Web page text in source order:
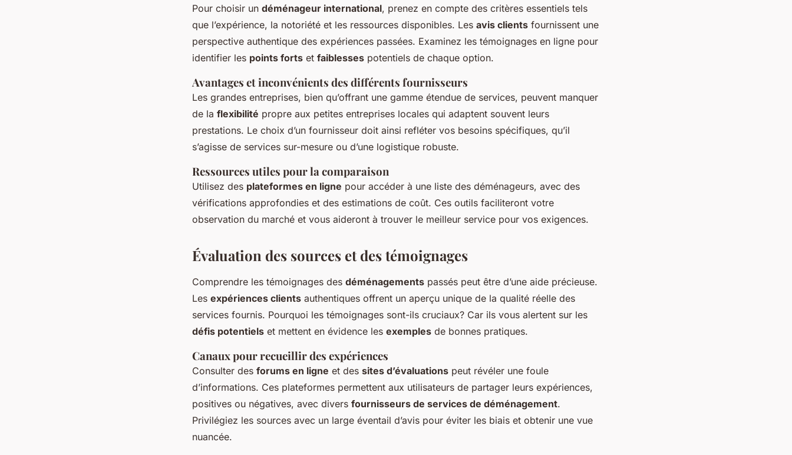
Pour choisir un déménageur international, prenez en compte des critères essentiels tels
que l’expérience, la notoriété et les ressources disponibles. Les avis clients fournissent une
perspective authentique des expériences passées. Examinez les témoignages en ligne pour
identifier les points forts et faiblesses potentiels de chaque option.
Avantages et inconvénients des différents fournisseurs
Les grandes entreprises, bien qu’offrant une gamme étendue de services, peuvent manquer
de la flexibilité propre aux petites entreprises locales qui adaptent souvent leurs
prestations. Le choix d’un fournisseur doit ainsi refléter vos besoins spécifiques, qu’il
s’agisse de services sur-mesure ou d’une logistique robuste.
Ressources utiles pour la comparaison
Utilisez des plateformes en ligne pour accéder à une liste des déménageurs, avec des
vérifications approfondies et des estimations de coût. Ces outils faciliteront votre
observation du marché et vous aideront à trouver le meilleur service pour vos exigences.
Évaluation des sources et des témoignages
Comprendre les témoignages des déménagements passés peut être d’une aide précieuse.
Les expériences clients authentiques offrent un aperçu unique de la qualité réelle des
services fournis. Pourquoi les témoignages sont-ils cruciaux? Car ils vous alertent sur les
défis potentiels et mettent en évidence les exemples de bonnes pratiques.
Canaux pour recueillir des expériences
Consulter des forums en ligne et des sites d’évaluations peut révéler une foule
d’informations. Ces plateformes permettent aux utilisateurs de partager leurs expériences,
positives ou négatives, avec divers fournisseurs de services de déménagement.
Privilégiez les sources avec un large éventail d’avis pour éviter les biais et obtenir une vue
nuancée.